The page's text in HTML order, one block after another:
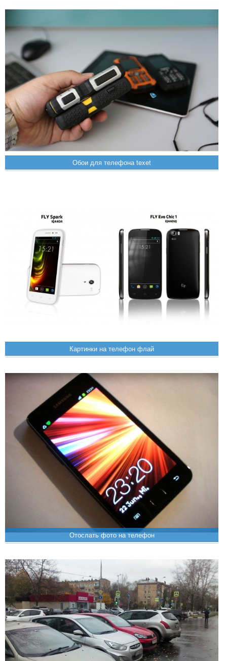
Обои для телефона texet
Картинки на телефон флай
Отослать фото на телефон